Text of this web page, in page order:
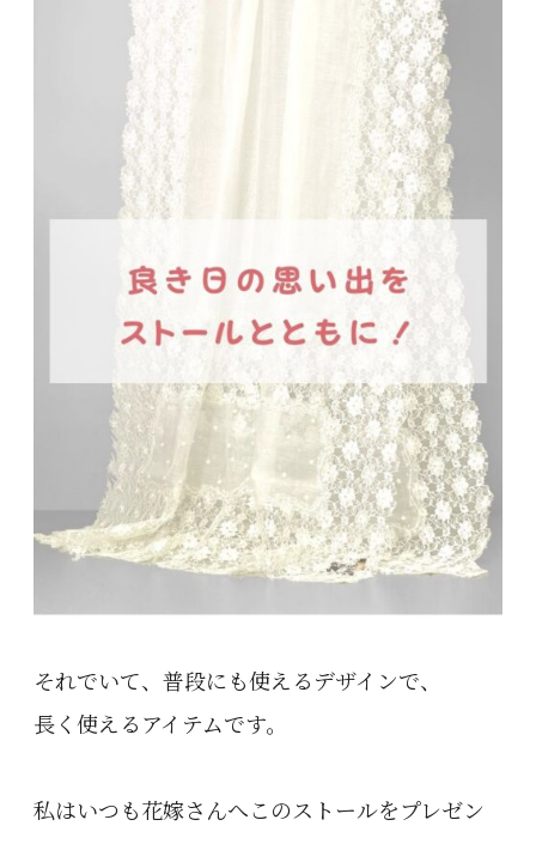
それでいて、普段にも使えるデザインで、
長く使えるアイテムです。
私はいつも花嫁さんへこのストールをプレゼン